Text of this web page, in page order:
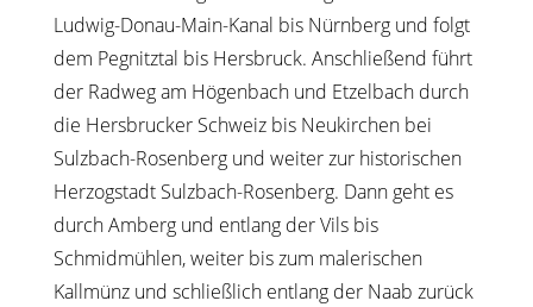
Ludwig-Donau-Main-Kanal bis Nürnberg und folgt
dem Pegnitztal bis Hersbruck. Anschließend führt
der Radweg am Högenbach und Etzelbach durch
die Hersbrucker Schweiz bis Neukirchen bei
Sulzbach-Rosenberg und weiter zur historischen
Herzogstadt Sulzbach-Rosenberg. Dann geht es
durch Amberg und entlang der Vils bis
Schmidmühlen, weiter bis zum malerischen
Kallmünz und schließlich entlang der Naab zurück